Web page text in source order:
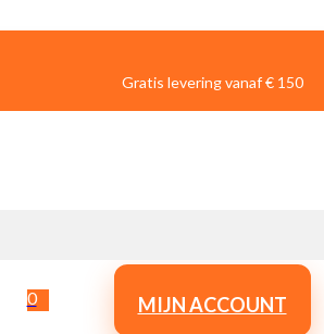
Gratis levering vanaf € 150
0 MIJN ACCOUNT